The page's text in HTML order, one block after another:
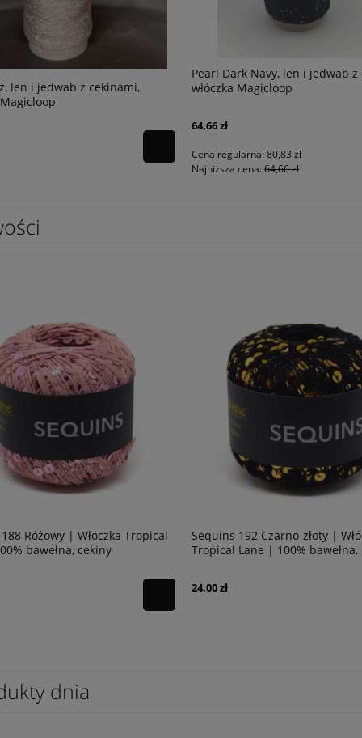
PROMOCJA -20%
21,90 zł
21,90 zł
PROMOCJA -
Cena regularna:35,51 zł
Najniższa cena:35,51 zł
Navy, len i jedwab z cekinami,
Rafia Ispie 126A Black |
47,20 zł
Cena regularna:59,00 zł
Najniższa cena:59,00 zł
192 Czarno-złoty | Włóczka
Lane | 100% bawełna, cekiny
Sequins 191 Brązowo-złoty |
Tropical Lane | 100%
24,00 zł
dnia